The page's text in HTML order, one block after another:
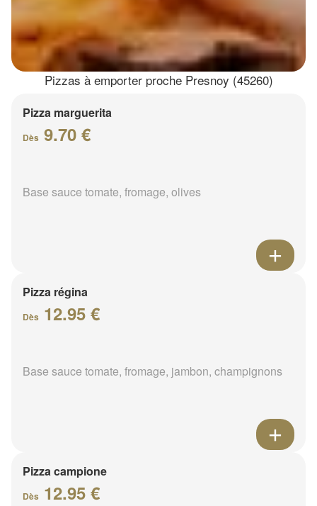
Pizzas à emporter proche Presnoy (45260)
Pizza marguerita
Dès 9.70 €
Base sauce tomate, fromage, olives
Pizza régina
Dès 12.95 €
Base sauce tomate, fromage, jambon, champignons
Pizza campione
Dès 12.95 €